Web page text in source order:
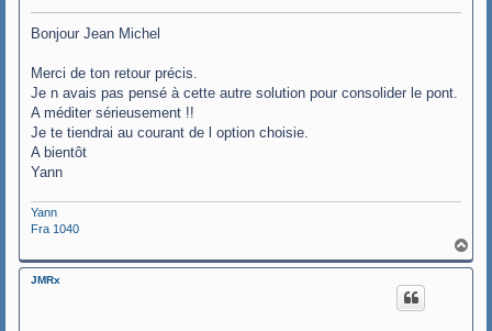
s
e
Bonjour Jean Michel
Merci de ton retour précis.
Je n avais pas pensé à cette autre solution pour consolider le pont.
A méditer sérieusement !!
Je te tiendrai au courant de l option choisie.
A bientôt
Yann
Yann
Fra 1040
a
u
JMRx